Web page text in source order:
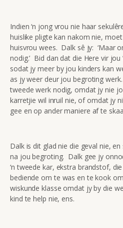
Indien ‘n jong vrou nie haar
huislike pligte kan nakom nie, moet
huisvrou wees. Dalk sê jy: ‘Maar
nodig.’ Bid dan dat die Here vir jou
sodat jy meer by jou kinders kan
as jy weer deur jou begroting
tweede werk nodig, omdat jy nie
karretjie wil inruil nie, of omdat jy
gee en op ander maniere af te
Dalk is dit glad nie die geval nie,
na jou begroting. Dalk gee jy
‘n tweede kar, ekstra brandstof,
bediende om te was en te kook
wiskunde klasse omdat jy by die
kind te help nie, ens.